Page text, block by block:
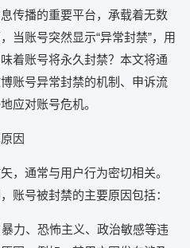
传播的重要平台，承载着无数
当账号突然显示“异常封禁”，用
着账号将永久封禁？本文将通
账号异常封禁的机制、申诉流
应对账号危机。
因
，通常与用户行为密切相关。
账号被封禁的主要原因包括：
力、恐怖主义、政治敏感等违